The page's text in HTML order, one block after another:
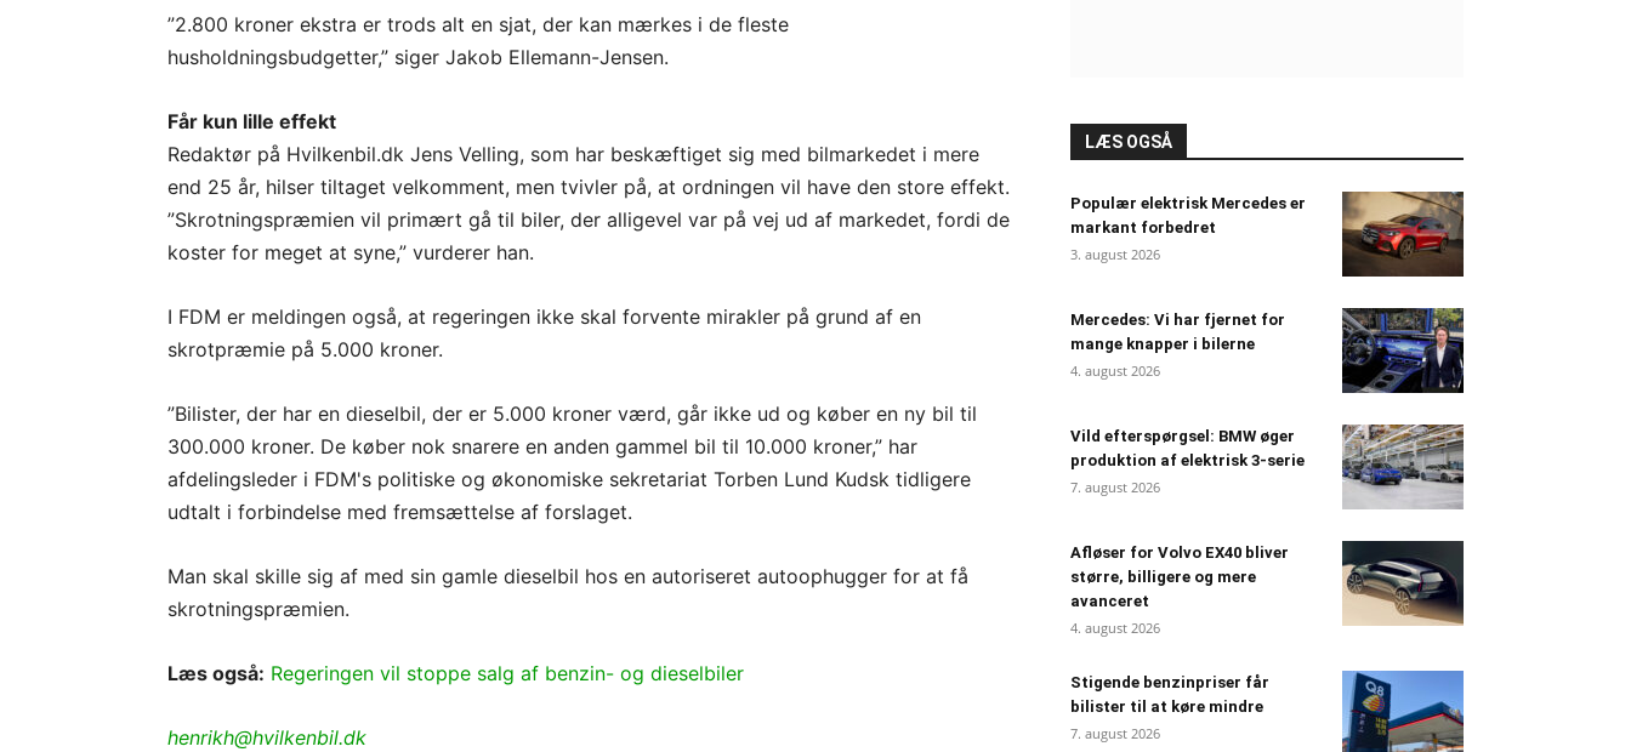
”2.800 kroner ekstra er trods alt en sjat, der kan mærkes i de fleste
husholdningsbudgetter,” siger Jakob Ellemann-Jensen.
Får kun lille effekt
Redaktør på Hvilkenbil.dk Jens Velling, som har beskæftiget sig med bilmarkedet i mere
end 25 år, hilser tiltaget velkomment, men tvivler på, at ordningen vil have den store effekt.
”Skrotningspræmien vil primært gå til biler, der alligevel var på vej ud af markedet, fordi de
koster for meget at syne,” vurderer han.
I FDM er meldingen også, at regeringen ikke skal forvente mirakler på grund af en
skrotpræmie på 5.000 kroner.
”Bilister, der har en dieselbil, der er 5.000 kroner værd, går ikke ud og køber en ny bil til
300.000 kroner. De køber nok snarere en anden gammel bil til 10.000 kroner,” har
afdelingsleder i FDM's politiske og økonomiske sekretariat Torben Lund Kudsk tidligere
udtalt i forbindelse med fremsættelse af forslaget.
Man skal skille sig af med sin gamle dieselbil hos en autoriseret autoophugger for at få
skrotningspræmien.
Læs også: Regeringen vil stoppe salg af benzin- og dieselbiler
henrikh@hvilkenbil.dk
LÆS OGSÅ
Populær elektrisk Mercedes er
markant forbedret
3. august 2026
Mercedes: Vi har fjernet for
mange knapper i bilerne
4. august 2026
Vild efterspørgsel: BMW øger
produktion af elektrisk 3-serie
7. august 2026
Afløser for Volvo EX40 bliver
større, billigere og mere
avanceret
4. august 2026
Stigende benzinpriser får
bilister til at køre mindre
7. august 2026